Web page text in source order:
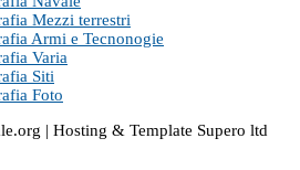
Mezzi terrestri
Armi e Tecnonogie
Varia
Siti
Foto
| Hosting & Template Supero ltd